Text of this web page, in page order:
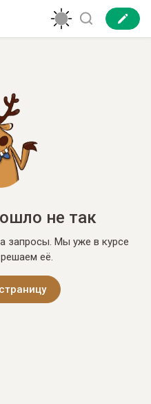
не так
запросы. Мы уже в курсе
её.